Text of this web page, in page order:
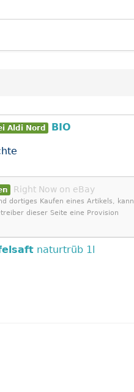
Aldi Nord
BIO
Right Now on eBay
dortiges Kaufen eines Artikels, kann
dieser Seite eine Provision
naturtrüb 1l